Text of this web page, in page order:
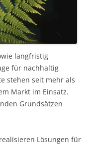
langfristig
für nachhaltig
stehen seit mehr als
Markt im Einsatz.
Grundsätzen
Lösungen für